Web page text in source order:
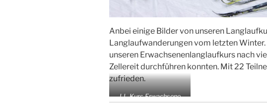
Anbei einige Bilder von unseren
Langlaufwanderungen vom letzten
unseren Erwachsenenlanglaufkurs nach
Zellereit durchführen konnten. Mit 22
zufrieden.
LL-Kurs Erwachsene